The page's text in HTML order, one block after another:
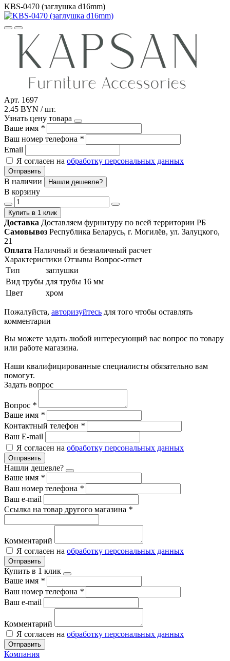
KBS-0470 (заглушка d16mm)
Арт. 1697
2.45 BYN / шт.
Узнать цену товара
Ваше имя *
Ваш номер телефона *
Email
Я согласен на обработку персональных данных
Отправить
В наличии Нашли дешевле?
В корзину
Купить в 1 клик
Доставка Доставляем фурнитуру по всей территории РБ
Самовывоз Республика Беларусь, г. Могилёв, ул. Залуцкого,
21
Оплата Наличный и безналичный расчет
Характеристики Отзывы Вопрос-ответ
Тип
заглушки
Вид трубы для трубы 16 мм
Цвет
хром
Пожалуйста, авторизуйтесь для того чтобы оставлять
комментарии
Вы можете задать любой интересующий вас вопрос по товару
или работе магазина.
Наши квалифицированные специалисты обязательно вам
помогут.
Задать вопрос
Вопрос *
Ваше имя *
Контактный телефон *
Ваш E-mail
Я согласен на обработку персональных данных
Отправить
Нашли дешевле?
Ваше имя *
Ваш номер телефона *
Ваш e-mail
Ссылка на товар другого магазина *
Комментарий
Я согласен на обработку персональных данных
Отправить
Купить в 1 клик
Ваше имя *
Ваш номер телефона *
Ваш e-mail
Комментарий
Я согласен на обработку персональных данных
Отправить
Компания